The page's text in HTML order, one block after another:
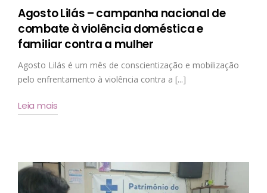
Agosto Lilás – campanha nacional de
combate à violência doméstica e
familiar contra a mulher
Agosto Lilás é um mês de conscientização e mobilização
pelo enfrentamento à violência contra a [...]
Leia mais